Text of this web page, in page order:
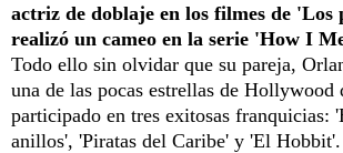
actriz de doblaje en los filmes de 'Los
realizó un cameo en la serie 'How I
Todo ello sin olvidar que su pareja,
una de las pocas estrellas de Hollywood
participado en tres exitosas franquicias:
anillos', 'Piratas del Caribe' y 'El Hobbit'.